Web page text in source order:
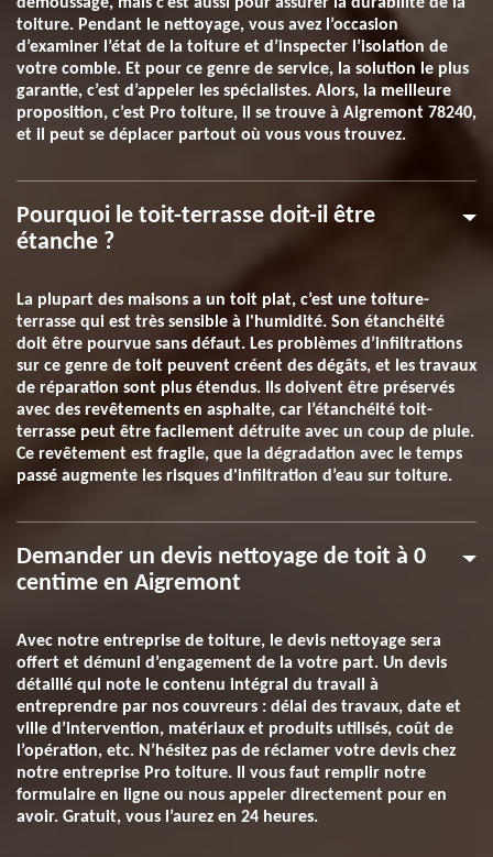
toiture. Pendant le nettoyage, vous avez l’occasion
d’examiner l’état de la toiture et d’inspecter l’isolation de
votre comble. Et pour ce genre de service, la solution le plus
garantie, c’est d’appeler les spécialistes. Alors, la meilleure
proposition, c’est Pro toiture, il se trouve à Aigremont 78240,
et il peut se déplacer partout où vous vous trouvez.
Pourquoi le toit-terrasse doit-il être
étanche ?
La plupart des maisons a un toit plat, c’est une toiture-
terrasse qui est très sensible à l'humidité. Son étanchéité
doit être pourvue sans défaut. Les problèmes d’infiltrations
sur ce genre de toit peuvent créent des dégâts, et les travaux
de réparation sont plus étendus. Ils doivent être préservés
avec des revêtements en asphalte, car l’étanchéité toit-
terrasse peut être facilement détruite avec un coup de pluie.
Ce revêtement est fragile, que la dégradation avec le temps
passé augmente les risques d'infiltration d’eau sur toiture.
Demander un devis nettoyage de toit à 0
centime en Aigremont
Avec notre entreprise de toiture, le devis nettoyage sera
offert et démuni d’engagement de la votre part. Un devis
détaillé qui note le contenu intégral du travail à
entreprendre par nos couvreurs : délai des travaux, date et
ville d’intervention, matériaux et produits utilisés, coût de
l’opération, etc. N’hésitez pas de réclamer votre devis chez
notre entreprise Pro toiture. Il vous faut remplir notre
formulaire en ligne ou nous appeler directement pour en
avoir. Gratuit, vous l’aurez en 24 heures.